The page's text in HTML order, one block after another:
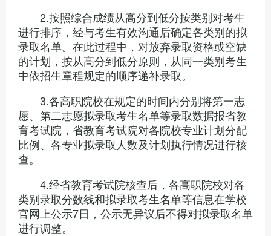
2.按照综合成绩从高分到低分按类别对考生
进行排序，经与考生有效沟通后确定各类别的拟
录取名单。在此过程中，对放弃录取资格或空缺
的计划，按从高分到低分原则，从同一类别考生
中依招生章程规定的顺序递补录取。
3.各高职院校在规定的时间内分别将第一志
愿、第二志愿拟录取考生名单等录取数据报省教
育考试院，省教育考试院对各院校专业计划分配
比例、各专业拟录取人数及计划执行情况进行核
查。
4.经省教育考试院核查后，各高职院校对各
类别录取分数线和拟录取考生名单等信息在学校
官网上公示7日，公示无异议后不得对拟录取名单
进行调整。